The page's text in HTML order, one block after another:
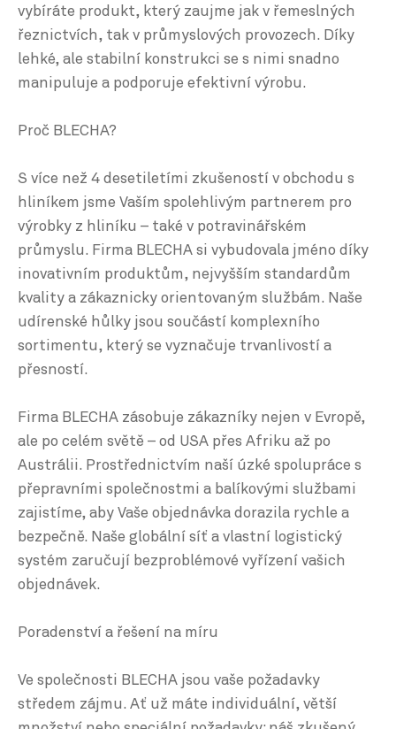
vybíráte produkt, který zaujme jak v řemeslných
řeznictvích, tak v průmyslových provozech. Díky
lehké, ale stabilní konstrukci se s nimi snadno
manipuluje a podporuje efektivní výrobu.
Proč BLECHA?
S více než 4 desetiletími zkušeností v obchodu s
hliníkem jsme Vaším spolehlivým partnerem pro
výrobky z hliníku – také v potravinářském
průmyslu. Firma BLECHA si vybudovala jméno díky
inovativním produktům, nejvyšším standardům
kvality a zákaznicky orientovaným službám. Naše
udírenské hůlky jsou součástí komplexního
sortimentu, který se vyznačuje trvanlivostí a
přesností.
Firma BLECHA zásobuje zákazníky nejen v Evropě,
ale po celém světě – od USA přes Afriku až po
Austrálii. Prostřednictvím naší úzké spolupráce s
přepravními společnostmi a balíkovými službami
zajistíme, aby Vaše objednávka dorazila rychle a
bezpečně. Naše globální síť a vlastní logistický
systém zaručují bezproblémové vyřízení vašich
objednávek.
Poradenství a řešení na míru
Ve společnosti BLECHA jsou vaše požadavky
středem zájmu. Ať už máte individuální, větší